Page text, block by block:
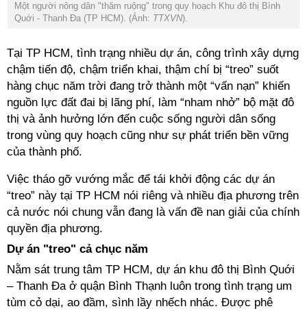
Một người nông dân "thăm ruộng" trong quy hoạch Khu đô thị Bình
Quới - Thanh Đa (TP HCM). (Ảnh: TTXVN).
Tại TP HCM, tình trạng nhiều dự án, công trình xây dựng
chậm tiến độ, chậm triển khai, thậm chí bị “treo” suốt
hàng chục năm trời đang trở thành một “vấn nạn” khiến
nguồn lực đất đai bị lãng phí, làm “nham nhở” bộ mặt đô
thị và ảnh hưởng lớn đến cuộc sống người dân sống
trong vùng quy hoạch cũng như sự phát triển bền vững
của thành phố.
Việc tháo gỡ vướng mắc để tái khởi động các dự án
“treo” này tại TP HCM nói riêng và nhiều địa phương trên
cả nước nói chung vẫn đang là vấn đề nan giải của chính
quyền địa phương.
Dự án "treo" cả chục năm
Nằm sát trung tâm TP HCM, dự án khu đô thị Bình Quới
– Thanh Đa ở quận Bình Thạnh luôn trong tình trạng um
tùm cỏ dại, ao đầm, sình lầy nhếch nhác. Được phê